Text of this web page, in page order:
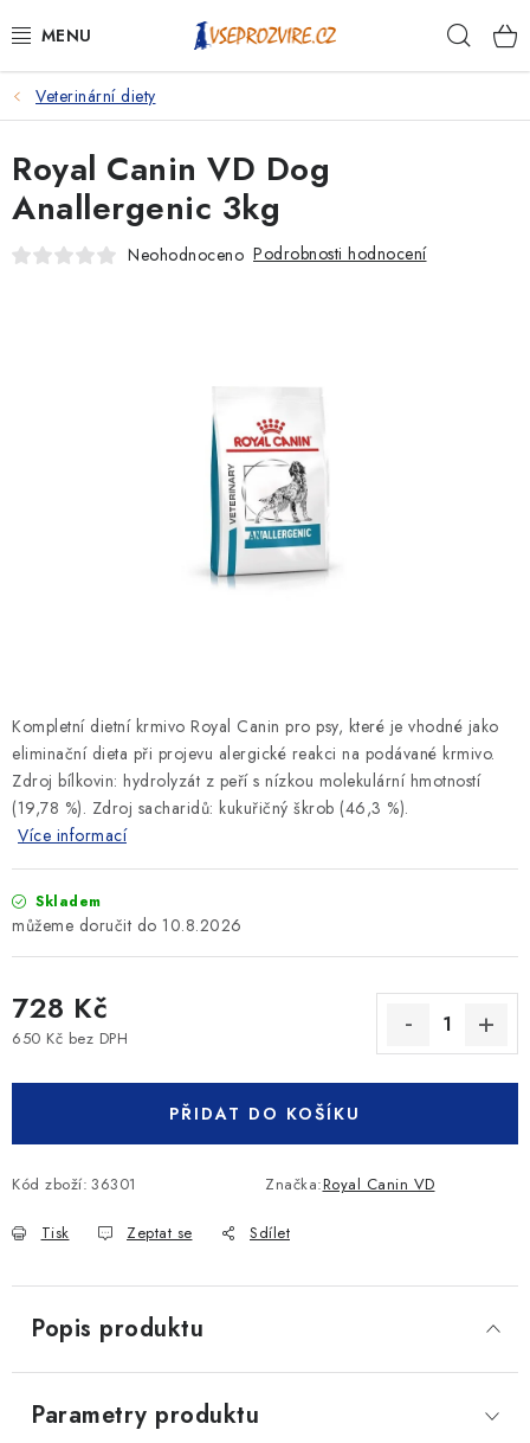
na
PSI
KOČKY
KONĚ
KRÁLÍCI/HLODAVCI/PTÁCI
Veterinární diety
Kompletní dietní krmivo Royal Canin pro psy, které je vhodné jako
eliminační dieta při projevu alergické reakci na podávané krmivo.
Zdroj bílkovin: hydrolyzát z peří s nízkou molekulární hmotností
(19,78 %). Zdroj sacharidů: kukuřičný škrob (46,3 %).
Více informací
Skladem
10.8.2026
728 Kč
650 Kč bez DPH
PŘIDAT DO KOŠÍKU
Kód zboží: 36301 Značka:Royal Canin VD
Tisk Zeptat se Sdílet
Royal Canin VD Dog
Anallergenic 3kg
Neohodnoceno Podrobnosti hodnocení
Popis produktu
Parametry produktu